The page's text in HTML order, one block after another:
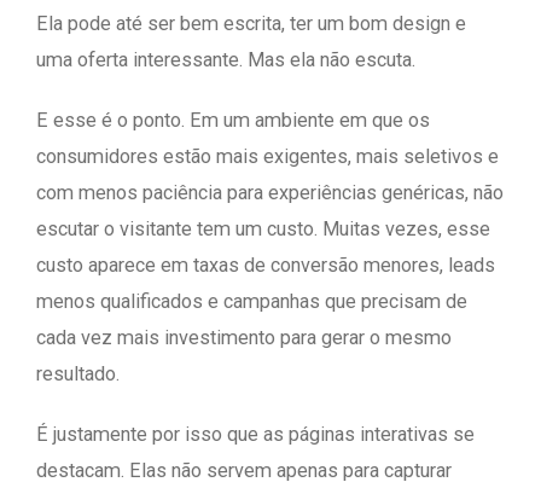
Ela pode até ser bem escrita, ter um bom design e
uma oferta interessante. Mas ela não escuta.
E esse é o ponto. Em um ambiente em que os
consumidores estão mais exigentes, mais seletivos e
com menos paciência para experiências genéricas, não
escutar o visitante tem um custo. Muitas vezes, esse
custo aparece em taxas de conversão menores, leads
menos qualificados e campanhas que precisam de
cada vez mais investimento para gerar o mesmo
resultado.
É justamente por isso que as páginas interativas se
destacam. Elas não servem apenas para capturar